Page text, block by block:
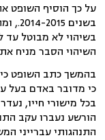
על כך הוסיף השופט
בשיהוי לא מבוטל
השיהוי הסבר מניח
בהמשך כתב השופט
כי מדובר באדם בעל
בכל מישורי חייו,
הורשע נעברו עקב
התנהגותי עברייני